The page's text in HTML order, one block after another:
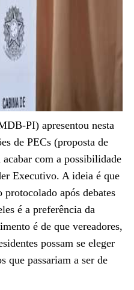
PI) apresentou nesta
de PECs (proposta de
com a possibilidade
Executivo. A ideia é que
após debates
é a preferência da
é de que vereadores,
possam se eleger
que passariam a ser de